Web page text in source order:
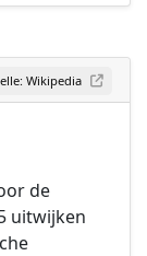
Wikipedia
de
uitwijken